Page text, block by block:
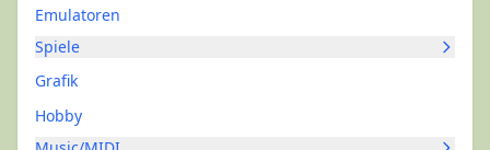
Emulatoren
Spiele
Grafik
Hobby